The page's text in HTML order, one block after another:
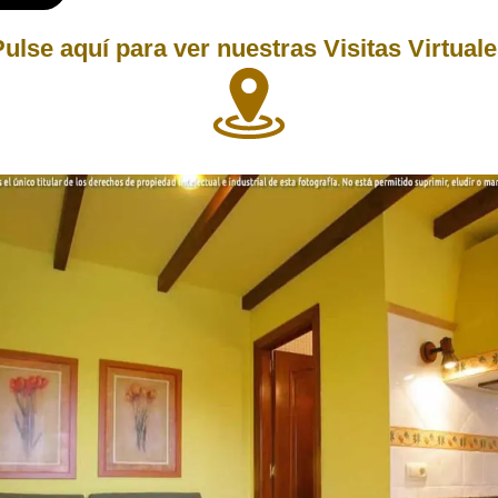
aquí para ver nuestras Visitas